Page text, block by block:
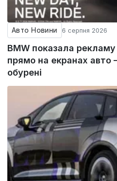
Авто Новини 6 серпня 2026
BMW показала
прямо на екранах авто
обурені